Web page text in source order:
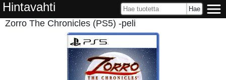
Hintavahti
Zorro The Chronicles (PS5) -peli